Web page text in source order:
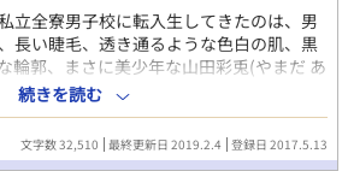
立全寮男子校に転入生してきたのは、男
長い睫毛、透き通るような色白の肌、黒
輪郭、まさに美少年な山田彩兎(やまだ あ
席になった吉原 壱輝(よしはら いつき)
れて寮では同室になることに…。 男に興
一緒にいるうちに不思議な彩兎が少しず
いちょい修正入ります 投稿時間も日時も
続きを読む
文字数 32,510 最終更新日 2019.2.4 登録日 2017.5.13